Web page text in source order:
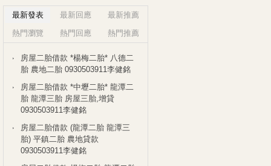
最新發表 最新回應
最新推薦
熱門瀏覽
熱門回應 熱門推薦
房屋二胎借款 *楊梅二胎* 八德二
胎 農地二胎 0930503911李健銘
房屋二胎借款 *中壢二胎* 龍潭二
胎 龍潭三胎 房屋三胎,增貸
0930503911李健銘
房屋二胎借款 (龍潭二胎 龍潭三
胎) 平鎮二胎 農地貸款
0930503911李健銘